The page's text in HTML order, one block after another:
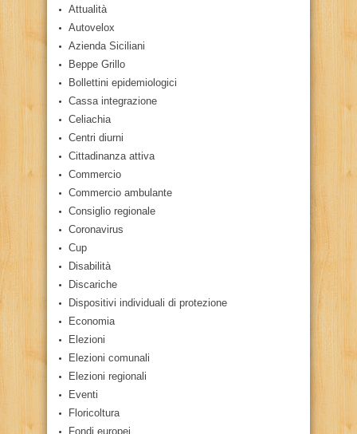
Attualità
Autovelox
Azienda Siciliani
Beppe Grillo
Bollettini epidemiologici
Cassa integrazione
Celiachia
Centri diurni
Cittadinanza attiva
Commercio
Commercio ambulante
Consiglio regionale
Coronavirus
Cup
Disabilità
Discariche
Dispositivi individuali di protezione
Economia
Elezioni
Elezioni comunali
Elezioni regionali
Eventi
Floricoltura
Fondi europei